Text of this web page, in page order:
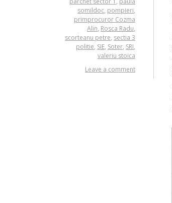
somildoc, pompieri,
primprocuror Cozma
Alin, Rosca Radu,
scorteanu petre, sectia 3
politie, SIE, Soter, SRI,
valeriu stoica
Leave a comment